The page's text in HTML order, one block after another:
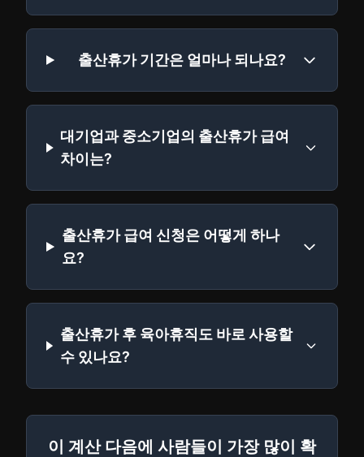
출산휴가 기간은 얼마나 되나요?
대기업과 중소기업의 출산휴가 급여
차이는?
출산휴가 급여 신청은 어떻게 하나
요?
출산휴가 후 육아휴직도 바로 사용할
수 있나요?
이 계산 다음에 사람들이 가장 많이 확